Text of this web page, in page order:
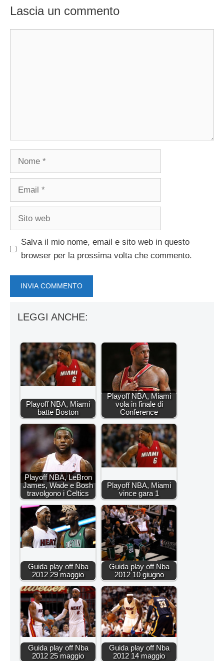
Lascia un commento
Nome
Email
Sito
Salva il mio nome, email e sito web in questo
browser per la prossima volta che commento.
LEGGI ANCHE:
Playoff NBA, Miami
batte Boston
Playoff NBA, Miami
vola in finale di
Conference
Playoff NBA, LeBron
James, Wade e Bosh
travolgono i Celtics
Playoff NBA, Miami
vince gara 1
Guida play off Nba
2012 29 maggio
Guida play off Nba
2012 10 giugno
Guida play off Nba
2012 25 maggio
Guida play off Nba
2012 14 maggio